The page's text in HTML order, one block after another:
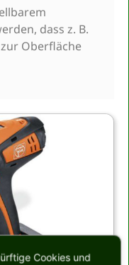
dass z. B.
Oberfläche
Cookies und